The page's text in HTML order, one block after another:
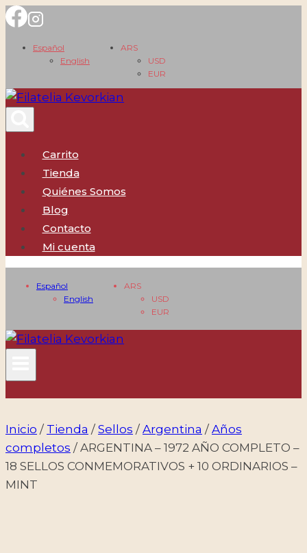
Saltar
contenido
Español
English
ARS
USD
EUR
Carrito
Tienda
Quiénes Somos
Blog
Contacto
Mi cuenta
Español
English
ARS
USD
EUR
Inicio / Tienda / Sellos / Argentina / Años
completos / ARGENTINA – 1972 AÑO COMPLETO –
18 SELLOS CONMEMORATIVOS + 10 ORDINARIOS –
MINT